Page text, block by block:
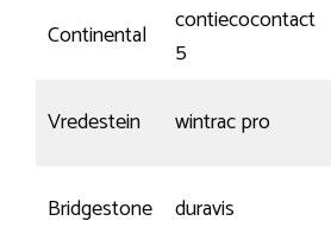
Continental
contiecocontact
5
Vredestein wintrac pro
Bridgestone duravis